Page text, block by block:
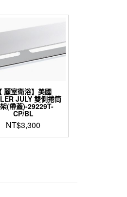
【 麗室衛浴】美國
JULY 雙側捲筒
(帶蓋)-29229T-
CP/BL
NT$3,300